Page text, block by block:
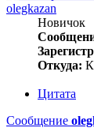
olegkazan
Новичок
Откуда:
Цитата
Сообщение